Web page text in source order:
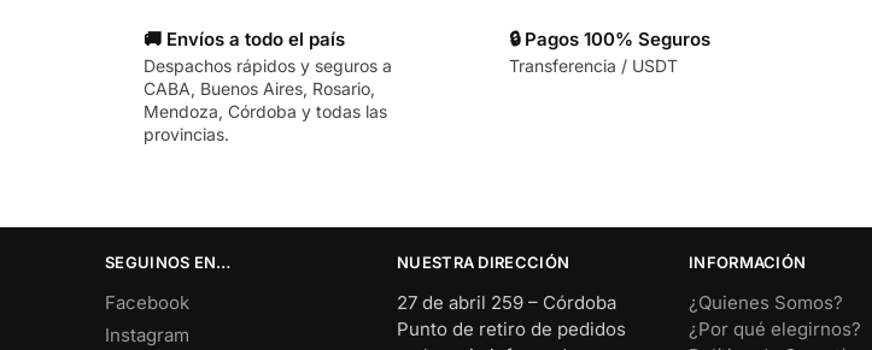
🚚 Envíos a todo el país
Despachos rápidos y seguros a
CABA, Buenos Aires, Rosario,
Mendoza, Córdoba y todas las
provincias.
🔒 Pagos 100% Seguros
Transferencia / USDT
SEGUINOS EN…
Facebook
Instagram
NUESTRA DIRECCIÓN
27 de abril 259 – Córdoba
Punto de retiro de pedidos
INFORMACIÓN
¿Quienes Somos?
¿Por qué elegirnos?